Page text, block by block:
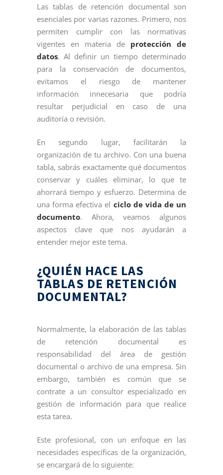
Las tablas de retención documental son
esenciales por varias razones. Primero, nos
permiten cumplir con las normativas
vigentes en materia de protección de
datos. Al definir un tiempo determinado
para la conservación de documentos,
evitamos el riesgo de mantener
información innecesaria que podría
resultar perjudicial en caso de una
auditoría o revisión.
En segundo lugar, facilitarán la
organización de tu archivo. Con una buena
tabla, sabrás exactamente qué documentos
conservar y cuáles eliminar, lo que te
ahorrará tiempo y esfuerzo. Determina de
una forma efectiva el ciclo de vida de un
documento. Ahora, veamos algunos
aspectos clave que nos ayudarán a
entender mejor este tema.
¿QUIÉN HACE LAS
TABLAS DE RETENCIÓN
DOCUMENTAL?
Normalmente, la elaboración de las tablas
de retención documental es
responsabilidad del área de gestión
documental o archivo de una empresa. Sin
embargo, también es común que se
contrate a un consultor especializado en
gestión de información para que realice
esta tarea.
Este profesional, con un enfoque en las
necesidades específicas de la organización,
se encargará de lo siguiente: